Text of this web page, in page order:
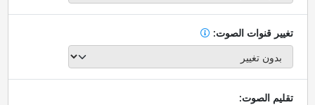
تغيير قنوات الصوت:
تقليم الصوت: